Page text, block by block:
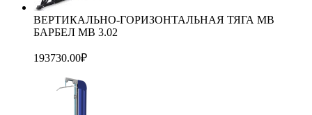
ВЕРТИКАЛЬНО-ГОРИЗОНТАЛЬНАЯ ТЯГА MB
БАРБЕЛ МВ 3.02
193730.00₽